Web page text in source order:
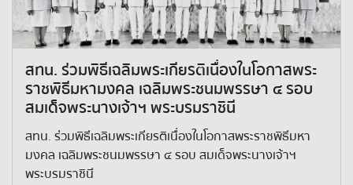
สทน. ร่วมพิธีเฉลิมพระเกียรติเนื่องในโอกาสพระ
ราชพิธีมหามงคล เฉลิมพระชนมพรรษา ๔ รอบ
สมเด็จพระนางเจ้าฯ พระบรมราชินี
สทน. ร่วมพิธีเฉลิมพระเกียรติเนื่องในโอกาสพระราชพิธีมหา
มงคล เฉลิมพระชนมพรรษา ๔ รอบ สมเด็จพระนางเจ้าฯ
พระบรมราชินี